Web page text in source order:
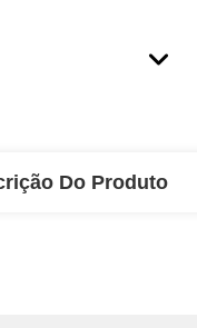
Do Produto